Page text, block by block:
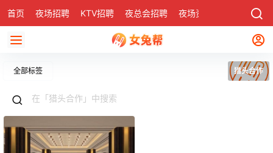
首页 夜场招聘 KTV招聘 夜总会招聘 夜场资讯 社区
全部标签 猎头合作